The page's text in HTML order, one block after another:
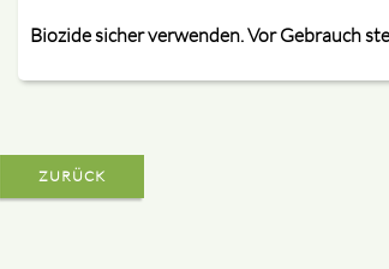
Biozide sicher verwenden. Vor Gebrauch
ZURÜCK